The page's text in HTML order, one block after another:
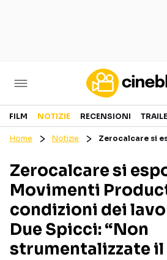
Cinema
GENERI
PERSONAGGI
Categorie
FILM NOTIZIE RECENSIONI
Home Notizie Zerocalcare si
Zerocalcare si
Movimenti
condizioni dei
Due Spicci: “Non
strumentalizzate il